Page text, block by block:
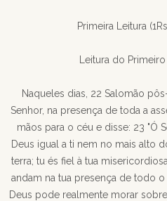
Primeira Leitura
Leitura do
Naqueles dias, 22 Salomão
Senhor, na presença de toda a
mãos para o céu e disse: 23 "Ó
Deus igual a ti nem no mais alto
terra; tu és fiel à tua
andam na tua presença de todo
Deus pode realmente morar